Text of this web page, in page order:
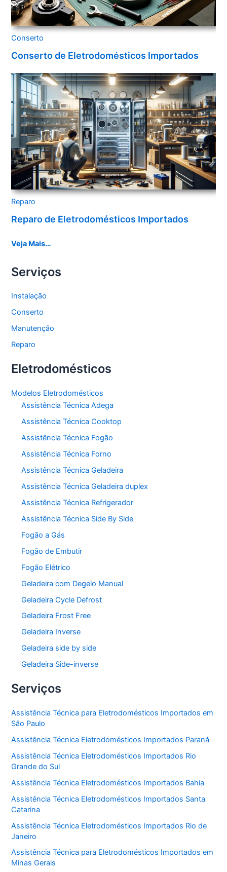
Conserto
Conserto de Eletrodomésticos Importados
Reparo
Reparo de Eletrodomésticos Importados
Veja Mais…
Serviços
Instalação
Conserto
Manutenção
Reparo
Eletrodomésticos
Modelos Eletrodomésticos
Assistência Técnica Adega
Assistência Técnica Cooktop
Assistência Técnica Fogão
Assistência Técnica Forno
Assistência Técnica Geladeira
Assistência Técnica Geladeira duplex
Assistência Técnica Refrigerador
Assistência Técnica Side By Side
Fogão a Gás
Fogão de Embutir
Fogão Elétrico
Geladeira com Degelo Manual
Geladeira Cycle Defrost
Geladeira Frost Free
Geladeira Inverse
Geladeira side by side
Geladeira Side-inverse
Serviços
Assistência Técnica para Eletrodomésticos Importados em
São Paulo
Assistência Técnica Eletrodomésticos Importados Paraná
Assistência Técnica Eletrodomésticos Importados Rio
Grande do Sul
Assistência Técnica Eletrodomésticos Importados Bahia
Assistência Técnica Eletrodomésticos Importados Santa
Catarina
Assistência Técnica Eletrodomésticos Importados Rio de
Janeiro
Assistência Técnica para Eletrodomésticos Importados em
Minas Gerais